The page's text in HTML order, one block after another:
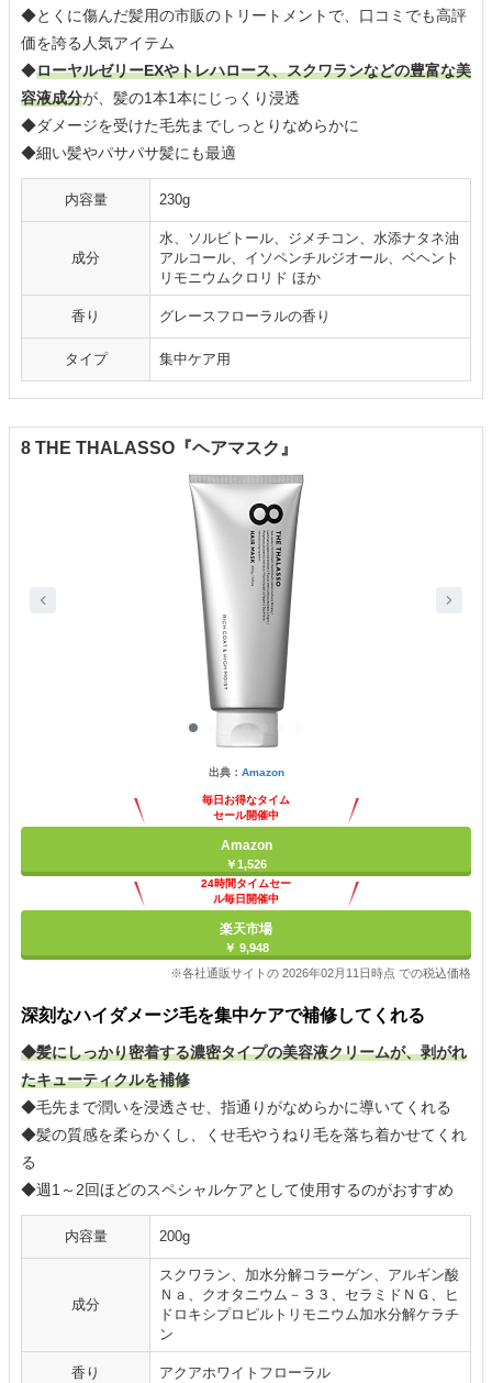
◆とくに傷んだ髪用の市販のトリートメントで、口コミでも高評
価を誇る人気アイテム
◆ローヤルゼリーEXやトレハロース、スクワランなどの豊富な美
容液成分が、髪の1本1本にじっくり浸透
◆ダメージを受けた毛先までしっとりなめらかに
◆細い髪やパサパサ髪にも最適
内容量 230g
成分
水、ソルビトール、ジメチコン、水添ナタネ油
アルコール、イソペンチルジオール、ベヘント
リモニウムクロリド ほか
香り グレースフローラルの香り
タイプ 集中ケア用
8 THE THALASSO『ヘアマスク』
出典： Amazon
毎日お得なタイム
セール開催中
Amazon
￥1,526
24時間タイムセー
ル毎日開催中
楽天市場
￥ 9,948
※各社通販サイトの 2026年02月11日時点 での税込価格
深刻なハイダメージ毛を集中ケアで補修してくれる
◆髪にしっかり密着する濃密タイプの美容液クリームが、剥がれ
たキューティクルを補修
◆毛先まで潤いを浸透させ、指通りがなめらかに導いてくれる
◆髪の質感を柔らかくし、くせ毛やうねり毛を落ち着かせてくれ
る
◆週1～2回ほどのスペシャルケアとして使用するのがおすすめ
内容量 200g
成分
スクワラン、加水分解コラーゲン、アルギン酸
Ｎａ、クオタニウム－３３、セラミドＮＧ、ヒ
ドロキシプロピルトリモニウム加水分解ケラチ
ン
香り アクアホワイトフローラル